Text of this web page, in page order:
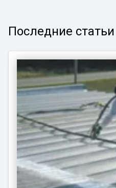
Последние статьи